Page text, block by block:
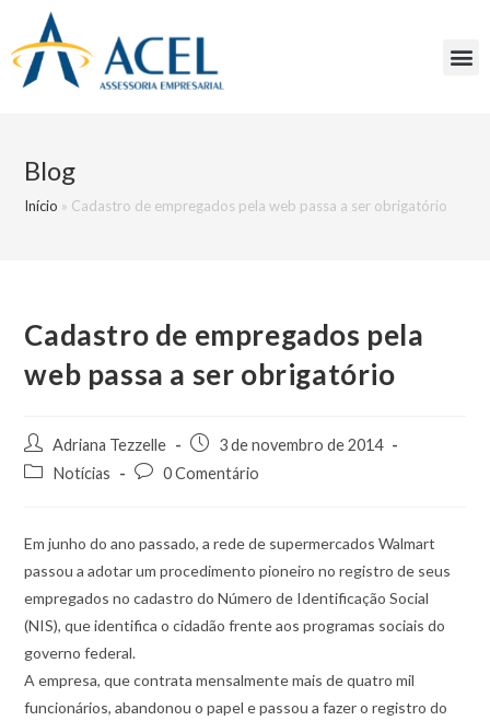
Blog
Início » Cadastro de empregados pela web passa a ser obrigatório
Cadastro de empregados pela
web passa a ser obrigatório
Adriana Tezzelle
3 de novembro de 2014
Notícias
0 Comentário
Em junho do ano passado, a rede de supermercados Walmart
passou a adotar um procedimento pioneiro no registro de seus
empregados no cadastro do Número de Identificação Social
(NIS), que identifica o cidadão frente aos programas sociais do
governo federal.
A empresa, que contrata mensalmente mais de quatro mil
funcionários, abandonou o papel e passou a fazer o registro do